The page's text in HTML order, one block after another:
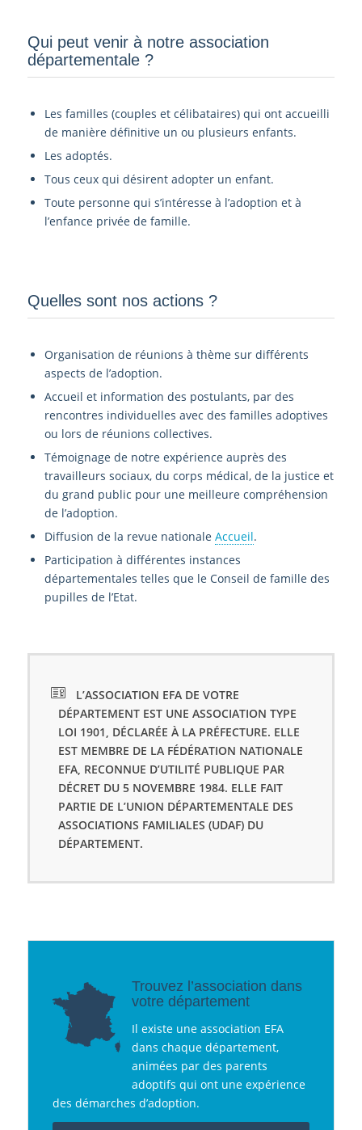
Qui peut venir à notre association
départementale ?­
Les familles (couples et célibataires) qui ont accueilli
de manière définitive un ou plusieurs enfants.
Les adoptés.
Tous ceux qui désirent adopter un enfant.
Toute personne qui s’intéresse à l’adoption et à
l’enfance privée de famille.
Quelles sont nos actions ?
Organisation de réunions à thème sur différents
aspects de l’adoption.
Accueil et information des postulants, par des
rencontres individuelles avec des familles adoptives
ou lors de réunions collectives.
Témoignage de notre expérience auprès des
travailleurs sociaux, du corps médical, de la justice et
du grand public pour une meilleure compréhension
de l’adoption.
Diffusion de la revue nationale Accueil.
Participation à différentes instances
départementales telles que le Conseil de famille des
pupilles de l’Etat.
L’ASSOCIATION EFA DE VOTRE
DÉPARTEMENT EST UNE ASSOCIATION TYPE
LOI 1901, DÉCLARÉE À LA PRÉFECTURE. ELLE
EST MEMBRE DE LA FÉDÉRATION NATIONALE
EFA, RECONNUE D’UTILITÉ PUBLIQUE PAR
DÉCRET DU 5 NOVEMBRE 1984. ELLE FAIT
PARTIE DE L’UNION DÉPARTEMENTALE DES
ASSOCIATIONS FAMILIALES (UDAF) DU
DÉPARTEMENT.
Trouvez l’association dans
votre département
Il existe une association EFA
dans chaque département,
animées par des parents
adoptifs qui ont une expérience
des démarches d’adoption.